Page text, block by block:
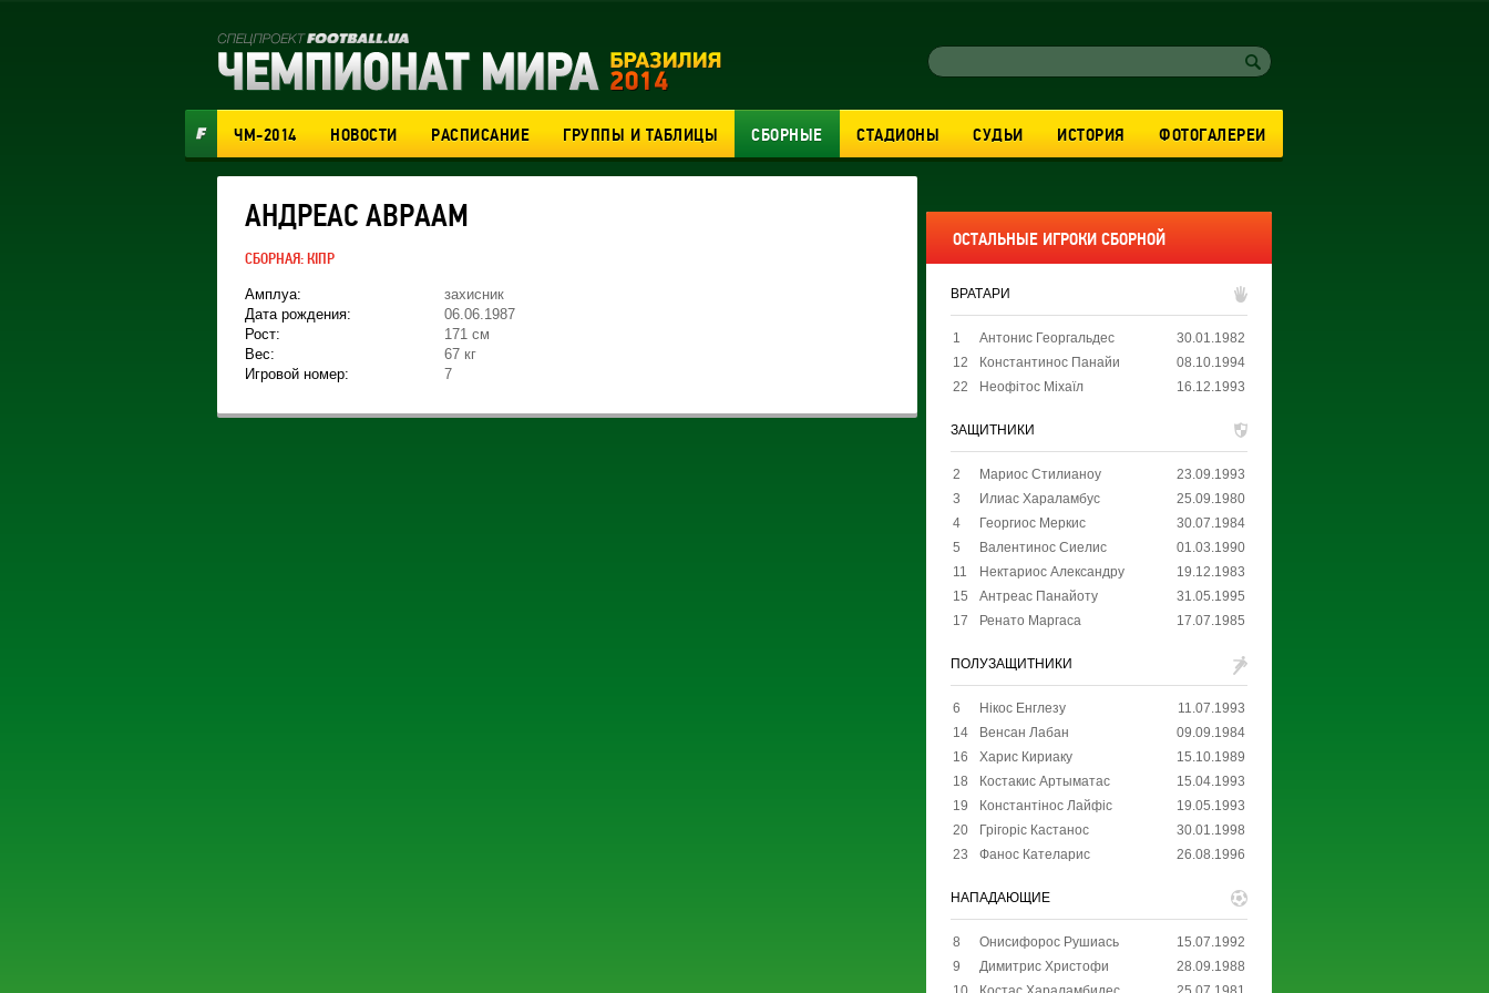
ЧМ-2014 НОВОСТИ РАСПИСАНИЕ ГРУППЫ И ТАБЛИЦЫ СБОРНЫЕ СТАДИОНЫ СУДЬИ ИСТОРИЯ ФОТОГАЛЕРЕИ
АНДРЕАС АВРААМ
СБОРНАЯ:КІПР
Амплуа:
захисник
Дата рождения:
06.06.1987
Рост:
171 см
Вес:
67 кг
Игровой номер:
7
ОСТАЛЬНЫЕ ИГРОКИ СБОРНОЙ
ВРАТАРИ
1 Антонис Георгальдес
30.01.1982
12
Константинос Панайи
08.10.1994
22
Неофітос Міхаїл 16.12.1993
ЗАЩИТНИКИ
2 Мариос Стилианоу
23.09.1993
3
Илиас Хараламбус
25.09.1980
4
Георгиос Меркис
30.07.1984
5
Валентинос Сиелис
01.03.1990
11
Нектариос Александру
19.12.1983
15
Антреас Панайоту
31.05.1995
17
Ренато Маргаса 17.07.1985
ПОЛУЗАЩИТНИКИ
6 Нікос Енглезу
11.07.1993
14
Венсан Лабан
09.09.1984
16
Харис Кириаку
15.10.1989
18
Костакис Артыматас
15.04.1993
19
Константінос Лайфіс
19.05.1993
20
Грігоріс Кастанос
30.01.1998
23
Фанос Кателарис 26.08.1996
НАПАДАЮЩИЕ
8 Онисифорос Рушиась
15.07.1992
9
Димитрис Христофи
28.09.1988